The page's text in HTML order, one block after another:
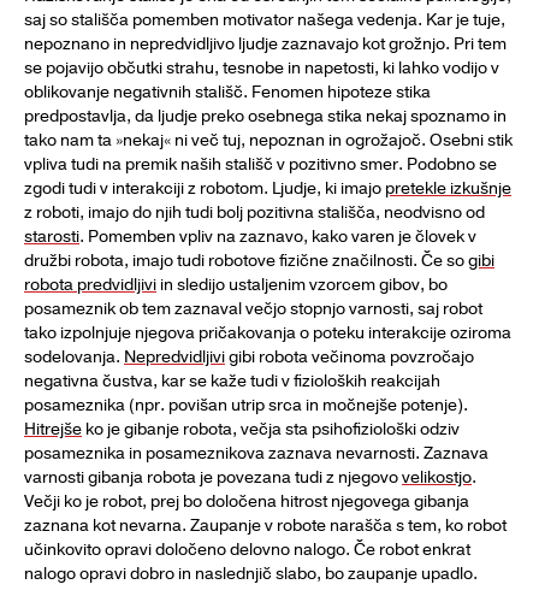
saj so stališča pomemben motivator našega vedenja. Kar je tuje,
nepoznano in nepredvidljivo ljudje zaznavajo kot grožnjo. Pri tem
se pojavijo občutki strahu, tesnobe in napetosti, ki lahko vodijo v
oblikovanje negativnih stališč. Fenomen hipoteze stika
predpostavlja, da ljudje preko osebnega stika nekaj spoznamo in
tako nam ta »nekaj« ni več tuj, nepoznan in ogrožajoč. Osebni stik
vpliva tudi na premik naših stališč v pozitivno smer. Podobno se
zgodi tudi v interakciji z robotom. Ljudje, ki imajo pretekle izkušnje
z roboti, imajo do njih tudi bolj pozitivna stališča, neodvisno od
starosti. Pomemben vpliv na zaznavo, kako varen je človek v
družbi robota, imajo tudi robotove fizične značilnosti. Če sogibi
robota predvidljivi in sledijo ustaljenim vzorcem gibov, bo
posameznik ob tem zaznaval večjo stopnjo varnosti, saj robot
tako izpolnjuje njegova pričakovanja o poteku interakcije oziroma
sodelovanja. Nepredvidljivigibi robota večinoma povzročajo
negativna čustva, kar se kaže tudi v fizioloških reakcijah
posameznika (npr. povišan utrip srca in močnejše potenje).
Hitrejše ko je gibanje robota, večja sta psihofiziološki odziv
posameznika in posameznikova zaznava nevarnosti. Zaznava
varnosti gibanja robota je povezana tudi z njegovovelikostjo.
Večji ko je robot, prej bo določena hitrost njegovega gibanja
zaznana kot nevarna. Zaupanje v robote narašča s tem, ko robot
učinkovito opravi določeno delovno nalogo. Če robot enkrat
nalogo opravi dobro in naslednjič slabo, bo zaupanje upadlo.